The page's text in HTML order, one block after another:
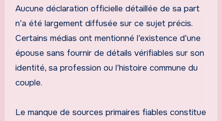
Aucune déclaration officielle détaillée de sa part
n’a été largement diffusée sur ce sujet précis.
Certains médias ont mentionné l’existence d’une
épouse sans fournir de détails vérifiables sur son
identité, sa profession ou l’histoire commune du
couple.
Le manque de sources primaires fiables constitue